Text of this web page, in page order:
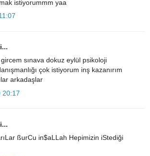
istiyorummm yaa
sınava dokuz eylül psikoloji
çok istiyorum inş kazanırım
arkadaşlar
20:17
ßurCu in$aLLah Hepimizin iStediği